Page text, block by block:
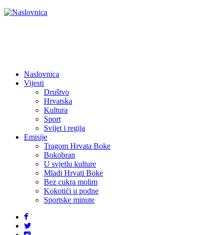
Naslovnica
Vijesti
Društvo
Hrvatska
Kultura
Sport
Svijet i regija
Emisije
Tragom Hrvata Boke
Bokobran
U svjetlu kulture
Mladi Hrvati Boke
Bez cukra molim
Kokotići u podne
Sportske minute